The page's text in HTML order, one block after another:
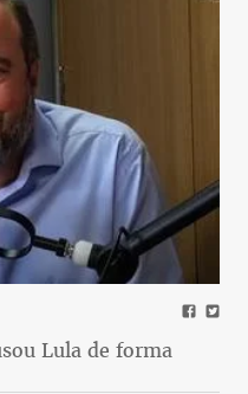
Lula de forma